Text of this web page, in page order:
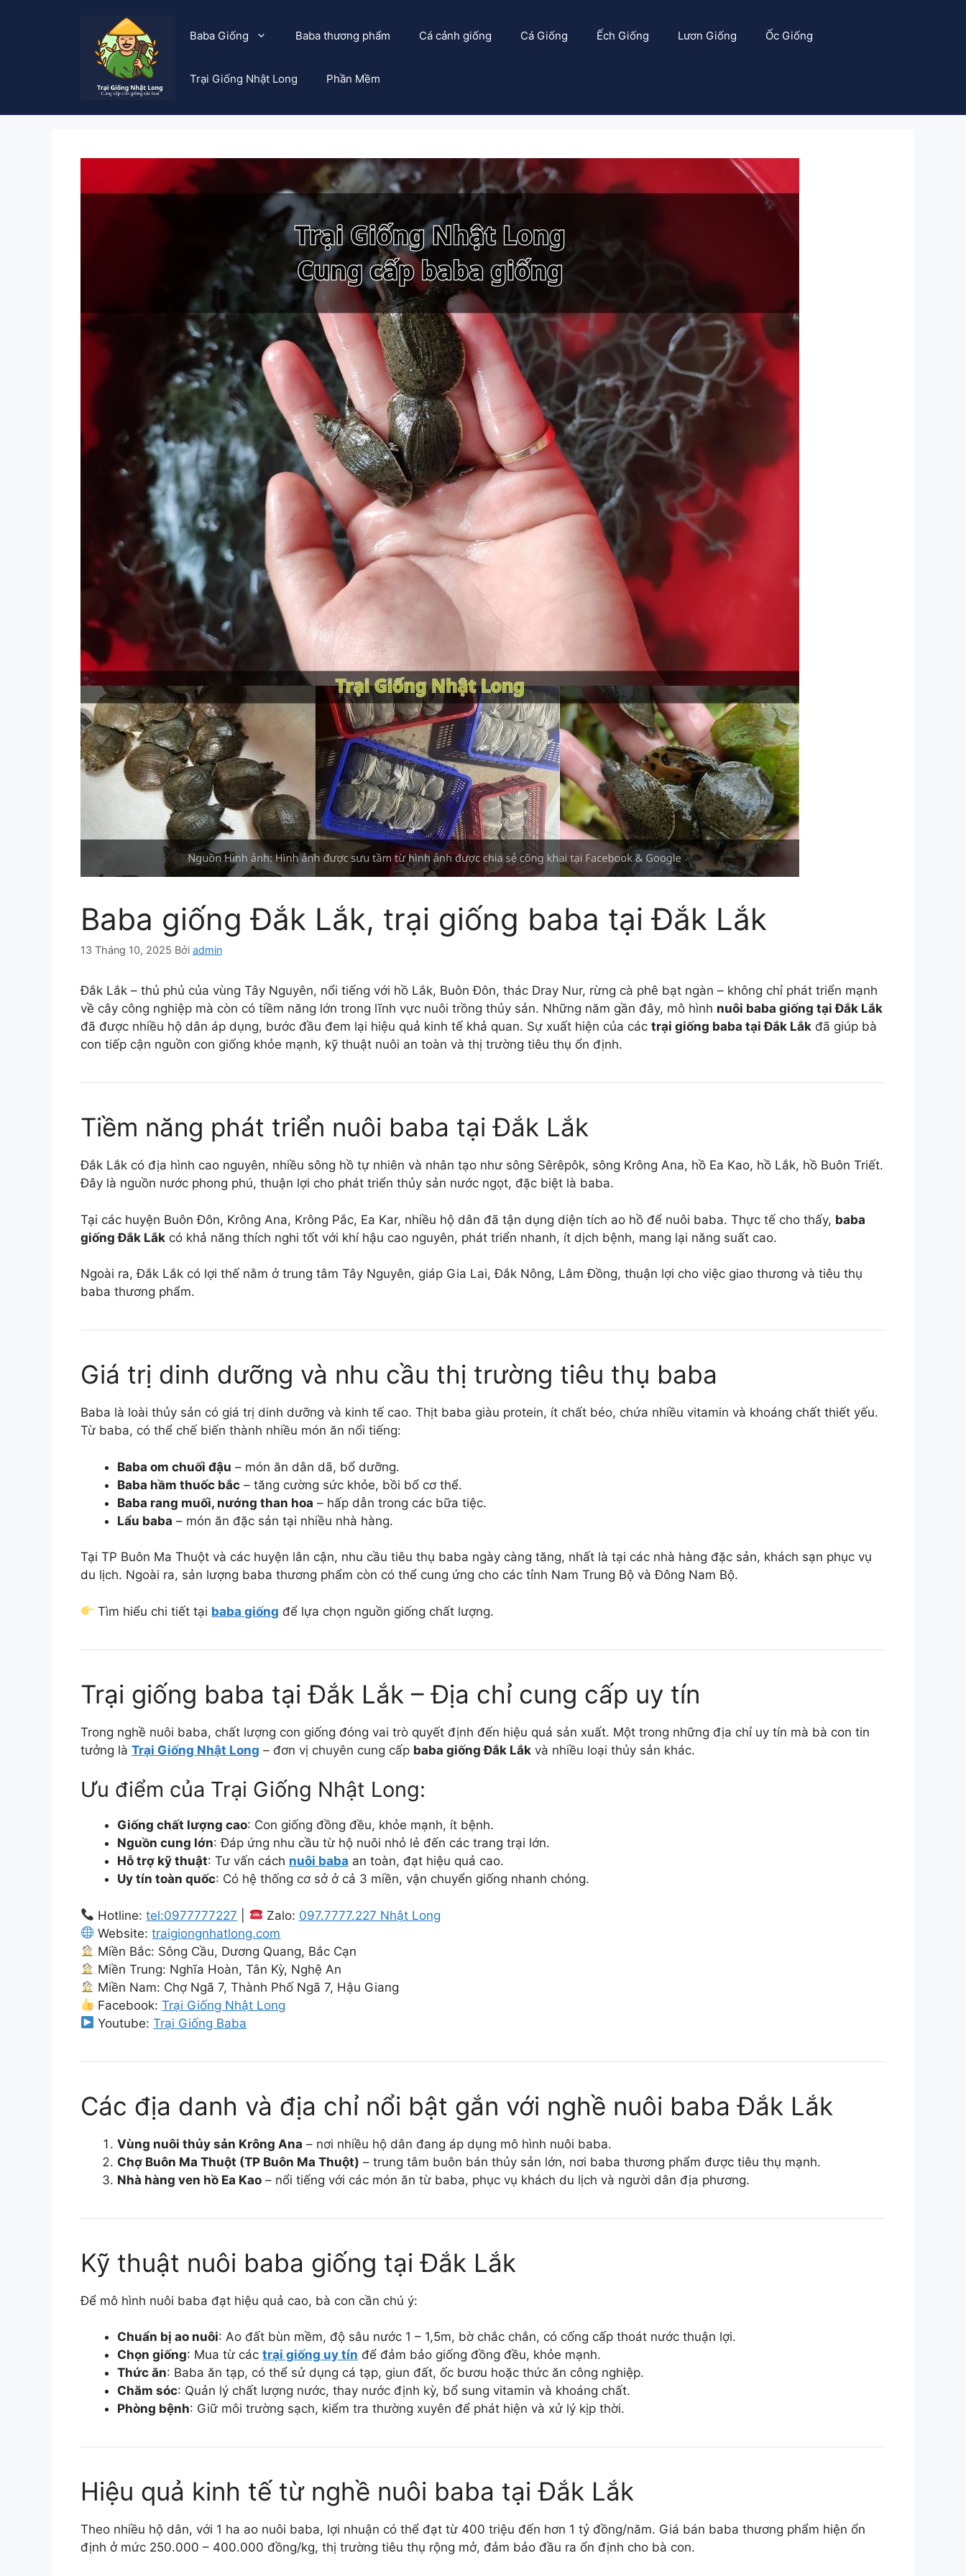
Baba Giống Baba thương phẩm Cá cảnh giống Cá Giống Ếch Giống Lươn Giống Ốc Giống
Trại Giống Nhật Long Phần Mềm
Baba giống Đắk Lắk, trại giống baba tại Đắk Lắk
13 Tháng 10, 2025 Bởi admin
Đắk Lắk – thủ phủ của vùng Tây Nguyên, nổi tiếng với hồ Lắk, Buôn Đôn, thác Dray Nur, rừng cà phê bạt ngàn – không chỉ phát triển mạnh
về cây công nghiệp mà còn có tiềm năng lớn trong lĩnh vực nuôi trồng thủy sản. Những năm gần đây, mô hình nuôi baba giống tại Đắk Lắk
đã được nhiều hộ dân áp dụng, bước đầu đem lại hiệu quả kinh tế khả quan. Sự xuất hiện của các trại giống baba tại Đắk Lắk đã giúp bà
con tiếp cận nguồn con giống khỏe mạnh, kỹ thuật nuôi an toàn và thị trường tiêu thụ ổn định.
Tiềm năng phát triển nuôi baba tại Đắk Lắk
Đắk Lắk có địa hình cao nguyên, nhiều sông hồ tự nhiên và nhân tạo như sông Sêrêpôk, sông Krông Ana, hồ Ea Kao, hồ Lắk, hồ Buôn Triết.
Đây là nguồn nước phong phú, thuận lợi cho phát triển thủy sản nước ngọt, đặc biệt là baba.
Tại các huyện Buôn Đôn, Krông Ana, Krông Pắc, Ea Kar, nhiều hộ dân đã tận dụng diện tích ao hồ để nuôi baba. Thực tế cho thấy, baba
giống Đắk Lắk có khả năng thích nghi tốt với khí hậu cao nguyên, phát triển nhanh, ít dịch bệnh, mang lại năng suất cao.
Ngoài ra, Đắk Lắk có lợi thế nằm ở trung tâm Tây Nguyên, giáp Gia Lai, Đắk Nông, Lâm Đồng, thuận lợi cho việc giao thương và tiêu thụ
baba thương phẩm.
Giá trị dinh dưỡng và nhu cầu thị trường tiêu thụ baba
Baba là loài thủy sản có giá trị dinh dưỡng và kinh tế cao. Thịt baba giàu protein, ít chất béo, chứa nhiều vitamin và khoáng chất thiết yếu.
Từ baba, có thể chế biến thành nhiều món ăn nổi tiếng:
Baba om chuối đậu – món ăn dân dã, bổ dưỡng.
Baba hầm thuốc bắc – tăng cường sức khỏe, bồi bổ cơ thể.
Baba rang muối, nướng than hoa – hấp dẫn trong các bữa tiệc.
Lẩu baba – món ăn đặc sản tại nhiều nhà hàng.
Tại TP Buôn Ma Thuột và các huyện lân cận, nhu cầu tiêu thụ baba ngày càng tăng, nhất là tại các nhà hàng đặc sản, khách sạn phục vụ
du lịch. Ngoài ra, sản lượng baba thương phẩm còn có thể cung ứng cho các tỉnh Nam Trung Bộ và Đông Nam Bộ.
Tìm hiểu chi tiết tại baba giống để lựa chọn nguồn giống chất lượng.
Trại giống baba tại Đắk Lắk – Địa chỉ cung cấp uy tín
Trong nghề nuôi baba, chất lượng con giống đóng vai trò quyết định đến hiệu quả sản xuất. Một trong những địa chỉ uy tín mà bà con tin
tưởng là Trại Giống Nhật Long – đơn vị chuyên cung cấp baba giống Đắk Lắk và nhiều loại thủy sản khác.
Ưu điểm của Trại Giống Nhật Long:
Giống chất lượng cao: Con giống đồng đều, khỏe mạnh, ít bệnh.
Nguồn cung lớn: Đáp ứng nhu cầu từ hộ nuôi nhỏ lẻ đến các trang trại lớn.
Hỗ trợ kỹ thuật: Tư vấn cách nuôi baba an toàn, đạt hiệu quả cao.
Uy tín toàn quốc: Có hệ thống cơ sở ở cả 3 miền, vận chuyển giống nhanh chóng.
Hotline:tel:0977777227 Zalo: 097.7777.227 Nhật Long
Website:traigiongnhatlong.com
Miền Bắc: Sông Cầu, Dương Quang, Bắc Cạn
Miền Trung: Nghĩa Hoàn, Tân Kỳ, Nghệ An
Miền Nam: Chợ Ngã 7, Thành Phố Ngã 7, Hậu Giang
Facebook:Trại Giống Nhật Long
Youtube:Trại Giống Baba
Các địa danh và địa chỉ nổi bật gắn với nghề nuôi baba Đắk Lắk
Vùng nuôi thủy sản Krông Ana – nơi nhiều hộ dân đang áp dụng mô hình nuôi baba.
Chợ Buôn Ma Thuột (TP Buôn Ma Thuột) – trung tâm buôn bán thủy sản lớn, nơi baba thương phẩm được tiêu thụ mạnh.
Nhà hàng ven hồ Ea Kao – nổi tiếng với các món ăn từ baba, phục vụ khách du lịch và người dân địa phương.
Kỹ thuật nuôi baba giống tại Đắk Lắk
Để mô hình nuôi baba đạt hiệu quả cao, bà con cần chú ý:
Chuẩn bị ao nuôi: Ao đất bùn mềm, độ sâu nước 1 – 1,5m, bờ chắc chắn, có cống cấp thoát nước thuận lợi.
Chọn giống: Mua từ các trại giống uy tín để đảm bảo giống đồng đều, khỏe mạnh.
Thức ăn: Baba ăn tạp, có thể sử dụng cá tạp, giun đất, ốc bươu hoặc thức ăn công nghiệp.
Chăm sóc: Quản lý chất lượng nước, thay nước định kỳ, bổ sung vitamin và khoáng chất.
Phòng bệnh: Giữ môi trường sạch, kiểm tra thường xuyên để phát hiện và xử lý kịp thời.
Hiệu quả kinh tế từ nghề nuôi baba tại Đắk Lắk
Theo nhiều hộ dân, với 1 ha ao nuôi baba, lợi nhuận có thể đạt từ 400 triệu đến hơn 1 tỷ đồng/năm. Giá bán baba thương phẩm hiện ổn
định ở mức 250.000 – 400.000 đồng/kg, thị trường tiêu thụ rộng mở, đảm bảo đầu ra ổn định cho bà con.